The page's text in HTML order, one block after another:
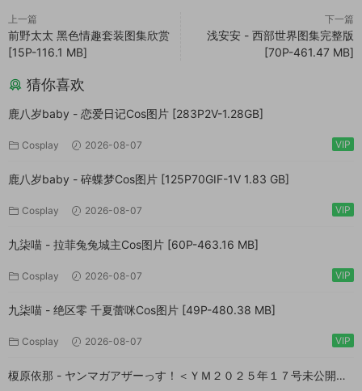
上一篇
前野太太 黑色情趣套装图集欣赏
[15P-116.1 MB]
下一篇
浅安安 - 西部世界图集完整版
[70P-461.47 MB]
猜你喜欢
鹿八岁baby - 恋爱日记Cos图片 [283P2V-1.28GB]
Cosplay 2026-08-07 VIP
鹿八岁baby - 碎蝶梦Cos图片 [125P70GIF-1V 1.83 GB]
Cosplay 2026-08-07 VIP
九柒喵 - 拉菲兔兔城主Cos图片 [60P-463.16 MB]
Cosplay 2026-08-07 VIP
九柒喵 - 绝区零 千夏蕾咪Cos图片 [49P-480.38 MB]
Cosplay 2026-08-07 VIP
榎原依那 - ヤンマガアザーっす！＜ＹＭ２０２５年１７号未公開カ